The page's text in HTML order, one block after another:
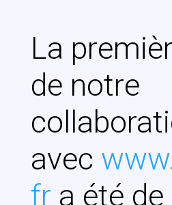
La
de notre
avec
fr a été